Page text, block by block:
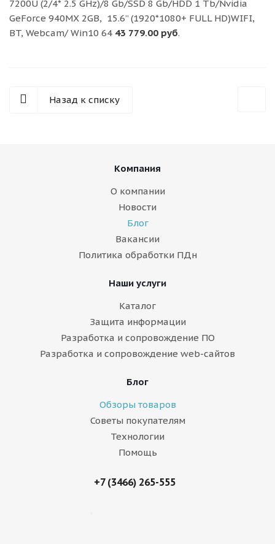
7200U (2/4* 2.5 GHz)/8 Gb/SSD 8 Gb/HDD 1 Tb/Nvidia
GeForce 940MX 2GB, 15.6” (1920*1080+ FULL HD)WIFI,
BT, Webcam/ Win10 64 43 779.00 руб.
Назад к списку
Компания
О компании
Новости
Блог
Вакансии
Политика обработки ПДн
Наши услуги
Каталог
Защита информации
Разработка и сопровождение ПО
Разработка и сопровождение web-сайтов
Блог
Обзоры товаров
Советы покупателям
Технологии
Помощь
+7 (3466) 265-555